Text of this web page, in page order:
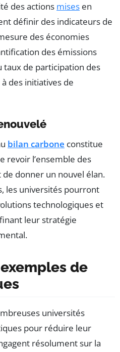
des actions mises en
définir des indicateurs de
des économies
des émissions
taux de participation des
des initiatives de
bilan carbone constitue
revoir l’ensemble des
donner un nouvel élan.
les universités pourront
technologiques et
leur stratégie
de
universités
pour réduire leur
résolument sur la